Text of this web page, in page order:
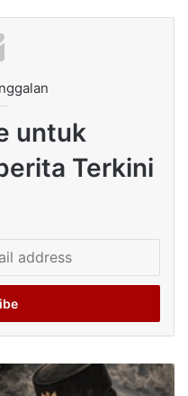
untuk
Terkini